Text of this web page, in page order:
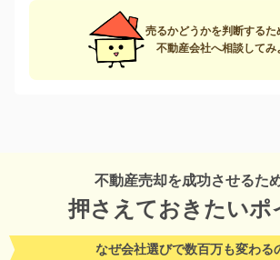
売るかどうかを判断するた
不動産会社へ相談してみ
不動産売却を成功させるため
押さえておきたいポ
なぜ会社選びで数百万も変わる